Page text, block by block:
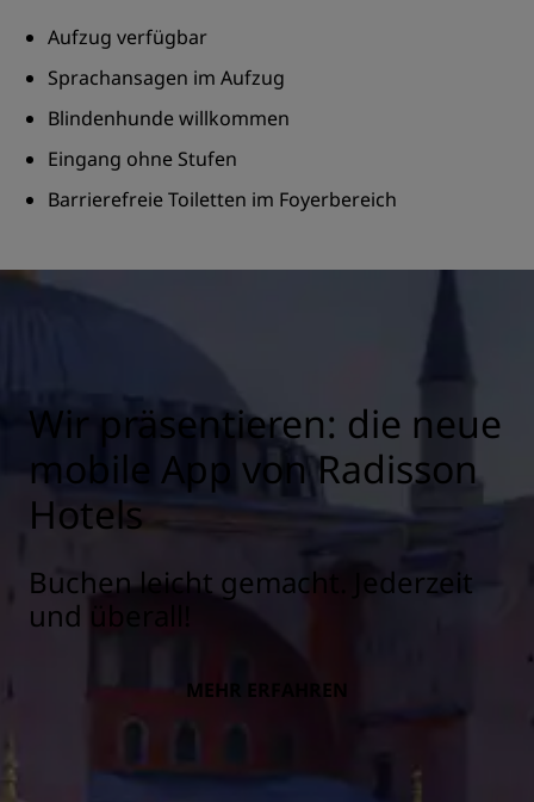
Aufzug verfügbar
Sprachansagen im Aufzug
Blindenhunde willkommen
Eingang ohne Stufen
Barrierefreie Toiletten im Foyerbereich
Wir präsentieren: die neue
mobile App von Radisson
Hotels
Buchen leicht gemacht. Jederzeit
und überall!
MEHR ERFAHREN